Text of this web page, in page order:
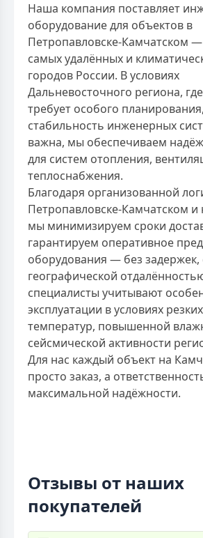
Наша компания поставляет
оборудование для объектов в
Петропавловске-Камчатском
самых удалённых и
городов России. В условиях
Дальневосточного региона,
требует особого
стабильность инженерных
важна, мы обеспечиваем
для систем отопления,
теплоснабжения.
Благодаря организованной
Петропавловске-Камчатском
мы минимизируем сроки
гарантируем оперативное
оборудования — без задержек,
географической
специалисты учитывают
эксплуатации в условиях
температур, повышенной
сейсмической активности
Для нас каждый объект на
просто заказ, а
максимальной надёжности.
Отзывы от наших
покупателей